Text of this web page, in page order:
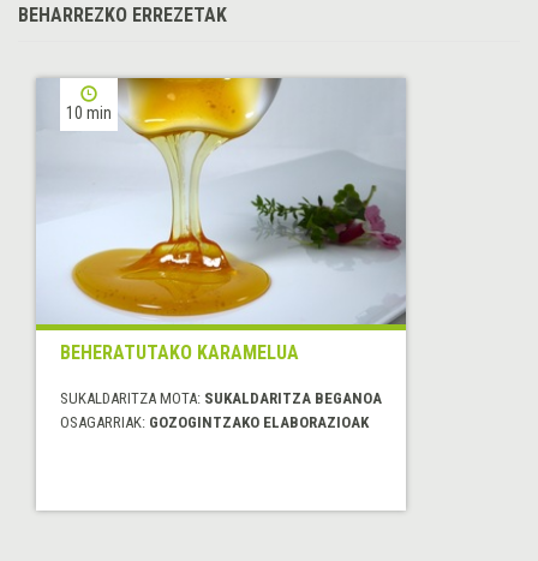
BEHARREZKO ERREZETAK
10 min
BEHERATUTAKO KARAMELUA
SUKALDARITZA MOTA: SUKALDARITZA BEGANOA
OSAGARRIAK: GOZOGINTZAKO ELABORAZIOAK